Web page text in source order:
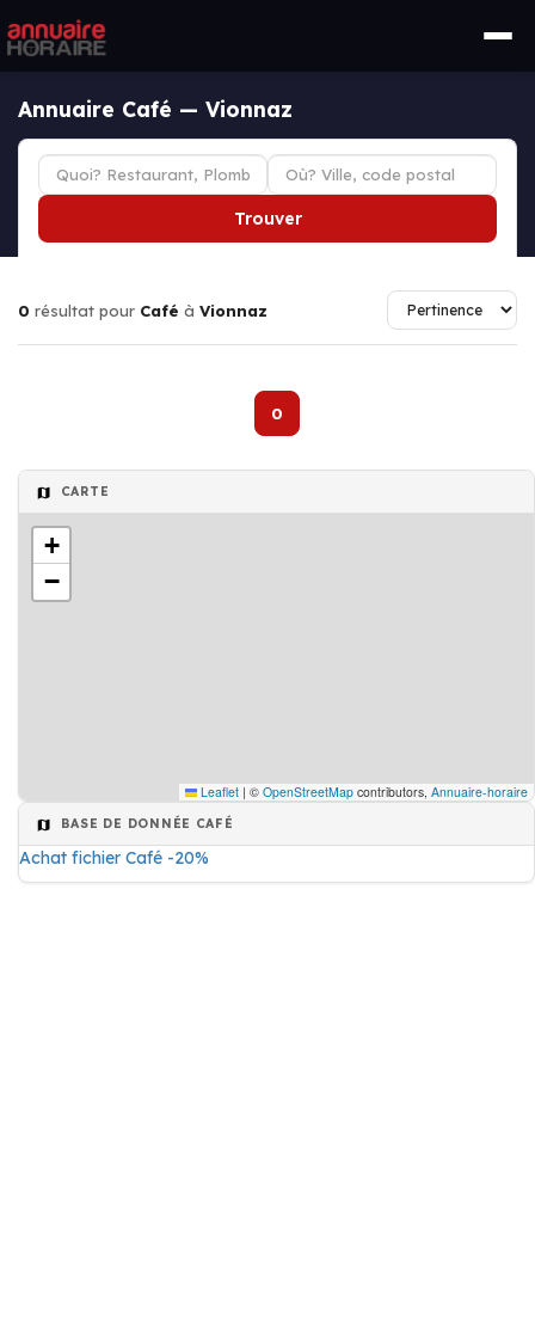
Annuaire Café — Vionnaz
Trouver
0 résultat pour Café à Vionnaz
0
CARTE
+
−
Leaflet | © OpenStreetMap contributors, Annuaire-horaire
BASE DE DONNÉE CAFÉ
Achat fichier Café -20%